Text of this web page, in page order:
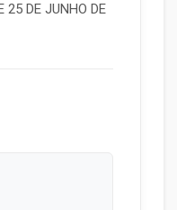
25 DE JUNHO DE